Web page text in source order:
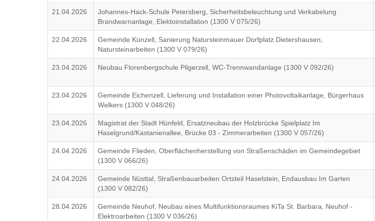
21.04.2026
Johannes-Hack-Schule Petersberg, Sicherheitsbeleuchtung und Verkabelung
Brandwarnanlage, Elektoinstallation (1300 V 075/26)
22.04.2026
Gemeinde Künzell, Sanierung Natursteinmauer Dorfplatz Dietershausen,
Natursteinarbeiten (1300 V 079/26)
23.04.2026 Neubau Florenbergschule Pilgerzell, WC-Trennwandanlage (1300 V 092/26)
23.04.2026
Gemeinde Eichenzell, Lieferung und Installation einer Photovoltaikanlage, Bürgerhaus
Welkers (1300 V 048/26)
23.04.2026
Magistrat der Stadt Hünfeld, Ersatzneubau der Holzbrücke Spielplatz Im
Haselgrund/Kastanienallee, Brücke 03 - Zimmerarbeiten (1300 V 057/26)
24.04.2026
Gemeinde Flieden, Oberflächenherstellung von Straßenschäden im Gemeindegebiet
(1300 V 066/26)
24.04.2026
Gemeinde Nüsttal, Straßenbauarbeiten Ortsteil Haselstein, Endausbau Im Garten
(1300 V 082/26)
28.04.2026
Gemeinde Neuhof, Neubau eines Multifunktionsraumes KiTa St. Barbara, Neuhof -
Elektroarbeiten (1300 V 036/26)